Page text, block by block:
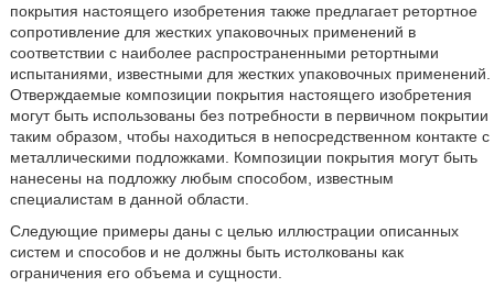
покрытия настоящего изобретения также предлагает ретортное
сопротивление для жестких упаковочных применений в
соответствии с наиболее распространенными ретортными
испытаниями, известными для жестких упаковочных применений.
Отверждаемые композиции покрытия настоящего изобретения
могут быть использованы без потребности в первичном покрытии
таким образом, чтобы находиться в непосредственном контакте с
металлическими подложками. Композиции покрытия могут быть
нанесены на подложку любым способом, известным
специалистам в данной области.
Следующие примеры даны с целью иллюстрации описанных
систем и способов и не должны быть истолкованы как
ограничения его объема и сущности.